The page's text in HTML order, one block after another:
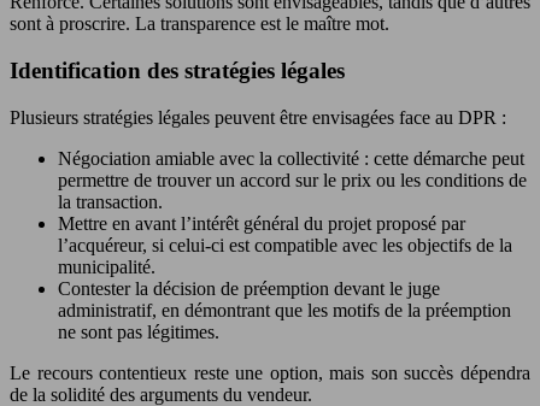
sont à proscrire. La transparence est le maître mot.
Identification des stratégies légales
Plusieurs stratégies légales peuvent être envisagées face au DPR :
Négociation amiable avec la collectivité : cette démarche peut
permettre de trouver un accord sur le prix ou les conditions de
la transaction.
Mettre en avant l’intérêt général du projet proposé par
l’acquéreur, si celui-ci est compatible avec les objectifs de la
municipalité.
Contester la décision de préemption devant le juge
administratif, en démontrant que les motifs de la préemption
ne sont pas légitimes.
Le recours contentieux reste une option, mais son succès dépendra
de la solidité des arguments du vendeur.